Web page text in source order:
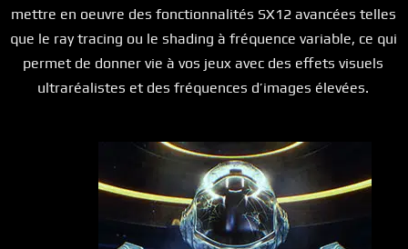
mettre en oeuvre des fonctionnalités SX12 avancées telles
que le ray tracing ou le shading à fréquence variable, ce qui
permet de donner vie à vos jeux avec des effets visuels
ultraréalistes et des fréquences d’images élevées.